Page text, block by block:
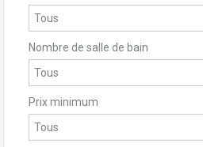
Nombre de salle de bain
Prix minimum